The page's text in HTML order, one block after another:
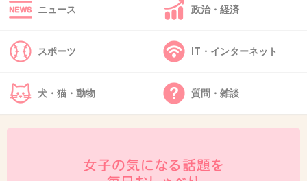
40. 匿名 2016/03/11(金) 11:33:41
どっちがよりゲスかって言われても…
どっちもゲスなのに変わりない。
+398
事務所のみなさん、もういい加減にしてほしい
ニュース 政治・経済
スポーツ IT・インターネット
犬・猫・動物 質問・雑談